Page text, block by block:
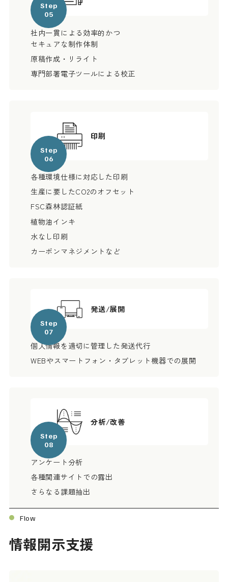
Step
05
社内一貫による効率的かつ
セキュアな制作体制
原稿作成・リライト
専門部署電子ツールによる校正
Step
06
印刷
各種環境仕様に対応した印刷
生産に要したCO2のオフセット
FSC森林認証紙
植物油インキ
水なし印刷
カーボンマネジメントなど
Step
07
発送/展開
個人情報を適切に管理した発送代行
WEBやスマートフォン・タブレット機器での展開
Step
08
分析/改善
アンケート分析
各種関連サイトでの露出
さらなる課題抽出
Flow
情報開示支援